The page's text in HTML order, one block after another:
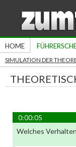
HOME
SIMULATION DER
0:00:06
Welches